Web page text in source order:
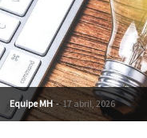
Equipe MH - 17 abril, 2026